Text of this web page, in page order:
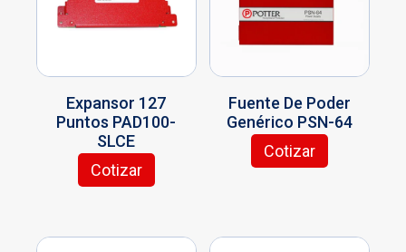
Expansor 127
Puntos PAD100-
SLCE
Cotizar
Fuente De Poder
Genérico PSN-64
Cotizar